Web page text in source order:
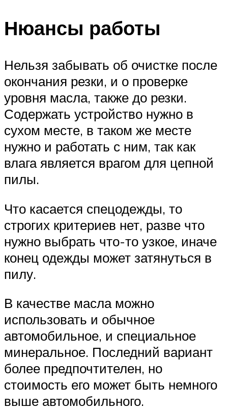
Нюансы работы
Нельзя забывать об очистке после
окончания резки, и о проверке
уровня масла, также до резки.
Содержать устройство нужно в
сухом месте, в таком же месте
нужно и работать с ним, так как
влага является врагом для цепной
пилы.
Что касается спецодежды, то
строгих критериев нет, разве что
нужно выбрать что-то узкое, иначе
конец одежды может затянуться в
пилу.
В качестве масла можно
использовать и обычное
автомобильное, и специальное
минеральное. Последний вариант
более предпочтителен, но
стоимость его может быть немного
выше автомобильного.